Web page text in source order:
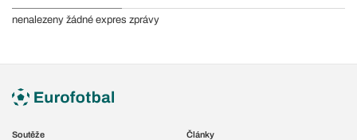
nenalezeny žádné expres zprávy
Soutěže
Články